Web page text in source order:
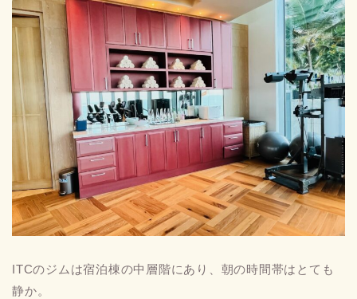
ITCのジムは宿泊棟の中層階にあり、朝の時間帯はとても
静か。